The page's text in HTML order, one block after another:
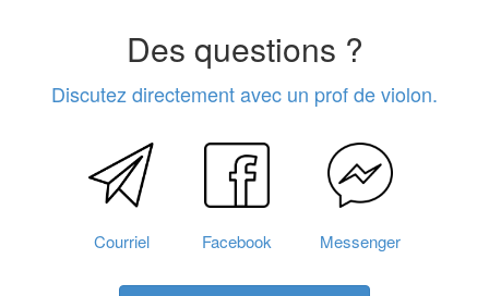
Des questions ?
Discutez directement avec un prof de violon.
Courriel Facebook Messenger